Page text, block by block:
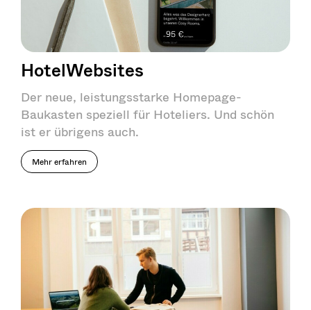
HotelWebsites
Der neue, leistungsstarke Homepage-
Baukasten speziell für Hoteliers. Und schön
ist er übrigens auch.
Mehr erfahren